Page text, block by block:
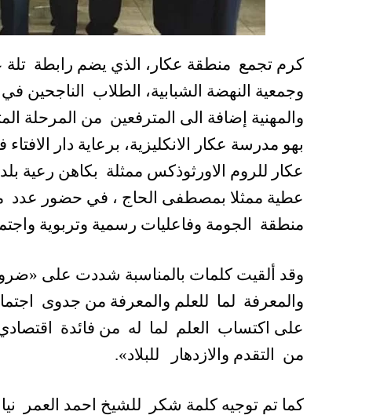
كرم تجمع منطقة عكار، الذي يضم رابطة تلة
وجمعية النهضة الشبابية، الطلاب الناجحين
والمهنية إضافة الى المترفعين من المرحلة
بهو مدرسة عكار الانكليزية، برعاية دار
عكار للروم الاورثوذكس ممثلة بكاهن رعية
عطية ممثلا بمصطفى الحاج ، في حضور عدد
منطقة الجومة وفاعليات رسمية وتربوية
وقد ألقيت كلمات بالمناسبة شددت على
والمعرفة لما للعلم والمعرفة من جدوى
على اكتساب العلم لما له من فائدة اقتصادي
من التقدم والازدهار للبلاد».
كما تم توجيه كلمة شكر للشيخ احمد العمر